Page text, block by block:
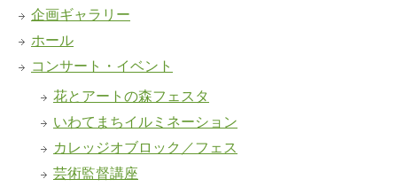
企画ギャラリー
ホール
コンサート・イベント
花とアートの森フェスタ
いわてまちイルミネーション
カレッジオブロック／フェス
芸術監督講座